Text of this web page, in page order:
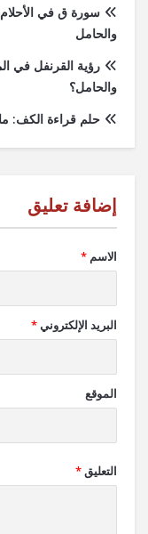
سورة ق في الأحلام:
والحامل
رؤية القرنفل في
والحامل؟
حلم قراءة الكف:
الاسم *
البريد الإلكتروني*
الموقع
التعليق*